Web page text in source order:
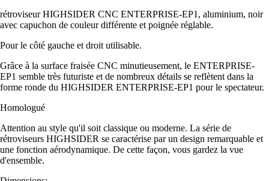
rétroviseur HIGHSIDER CNC ENTERPRISE-EP1, aluminium, noir
avec capuchon de couleur différente et poignée réglable.
Pour le côté gauche et droit utilisable.
Grâce à la surface fraisée CNC minutieusement, le ENTERPRISE-
EP1 semble très futuriste et de nombreux détails se reflètent dans la
forme ronde du HIGHSIDER ENTERPRISE-EP1 pour le spectateur.
Homologué
Attention au style qu'il soit classique ou moderne. La série de
rétroviseurs HIGHSIDER se caractérise par un design remarquable et
une fonction aérodynamique. De cette façon, vous gardez la vue
d'ensemble.